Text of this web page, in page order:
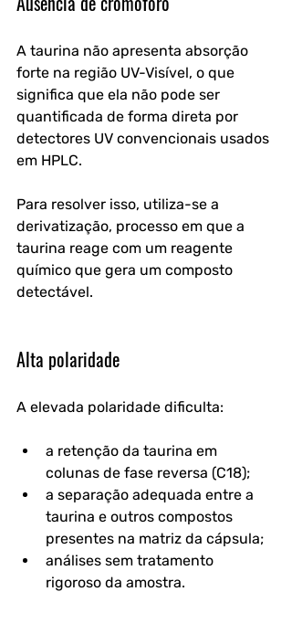
A taurina não apresenta absorção
forte na região UV-Visível, o que
significa que ela não pode ser
quantificada de forma direta por
detectores UV convencionais usados
em HPLC.
Para resolver isso, utiliza-se a
derivatização, processo em que a
taurina reage com um reagente
químico que gera um composto
detectável.
Alta polaridade
A elevada polaridade dificulta:
a retenção da taurina em
colunas de fase reversa (C18);
a separação adequada entre a
taurina e outros compostos
presentes na matriz da cápsula;
análises sem tratamento
rigoroso da amostra.